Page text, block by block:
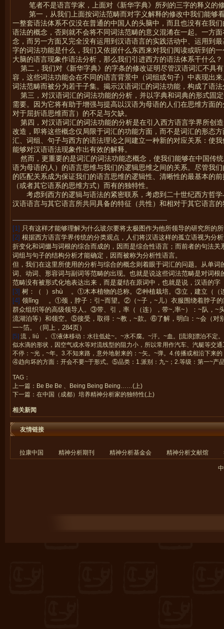
笔者不是语言学家，上面对《新华字典》所列的三字的释义的
第一，从我们上面按词法范畴而对字义解释的修改中我们能够
一整套语法体系不仅没在普通的中国人的头脑中，而且也没有在我
语法的概念，否则就不会将不同词法范畴的意义混淆在一起。一方
念，而另一方面又完全没有运用到汉语语言的实践活动中、运用到
字的词法功能是什么，我们又依据什么东西来对我们阅读或听到的
大脑的语言现象作语法分析，那么我们引进西方的语法体系干什么？
第二，我们对《新华字典》的字条的修改证明尽管汉语词汇不具
容，这些词法功能会在不同的语言背景中（词组或句子）中表现出
词法范畴而被分为若干子集。揭示汉语词汇的词法功能，构成了语
第三，对汉语词汇的词法功能的分析，并以字典和词典的形式固
需要。因为它将有助于增强与提高以汉语为母语的人们在思维方面
对于屈折语思维而言）的不足与欠缺。
第四，对汉语词汇的词法功能的分析是在引入西方语言学界所创
改造，即将这些概念仅局限于词汇的功能方面，而不是词汇的形态
汇、词组、句子与西方的语法理论之间建立一种新的对应关系：使
能够对汉语语法现象作出有效的解释。
然而，更重要的是词汇的词法功能态概念，使我们能够在中国传
语为母语的人）的语言思维与我们的逻辑思维之间的关系。尽管我
的匹配关系成为保证我们的语言思维的逻辑性、清晰性的最基本的
（或者其它语系的思维方式）而有的独特性。
考虑到西方的逻辑与语法的紧密联系，考虑到二十世纪西方哲
汉语语言与其它语言所共同具备的特征（共性）和相对于其它语言
[1] 只有这样才能够理解为什么玻尔要将太极图作为他所领导的研究所的
[2] 根据西方语言学界传统的分类观点，人们将汉语这样的孤立语视为分
折变化和词缀与词根的综合而成的，因而是综合性语言；而前者的句法
词组与句子的结构分析才能确定，因而被称为分析性语言。
但，我们在这里所使用的分析与综合的概念则着眼于词汇的问题。从单
词、动词、形容词与副词等范畴的出现。也就是说这些词法范畴是对词
范畴没有被形式化地表达出来，而是凝结在原词中，也就是说，汉语的
[3] 树：（ ）shù
。①木本植物的总称。②种植栽培。③立，建立（（
[4] 领lǐng
。①颈，脖子：引~而望。②（~子，~儿）衣服围绕着脖子的
群众组织等的高级领导人。③带、引，率（（连），带~,率~）：~队，~
流湖泊等）和领空。⑤接受，取得： ~教，~款。⑥了解，明白：~会（对
一~箔。（同上， 284页）
[5] 流， liú 。 ①液体移动：水往低处~。 ~水不腐。 ~汗。 ~血。 [流浪]漂泊不定。
似水滴的形状，因空气或水等对流线型的阻力小，所以常用作汽车、汽艇等交
不停： ~光， ~年。 3. 不知来路，意外地射来的： ~矢。 ~弹。 4. 传播或相沿下来的
④趋向坏的方面：开会不要~于形式。 ⑤品类： 1. 派别：九~ ； 2. 等级：第一~产
TAG：
上一篇： Be Be Be 、Being Being Being……(上)
下一篇： 在中国（成都）培养精神分析家的独特性(上)
相关新闻
友情链接
拉康中国 精神分析期刊 精神分析基金会 精神分析文献馆